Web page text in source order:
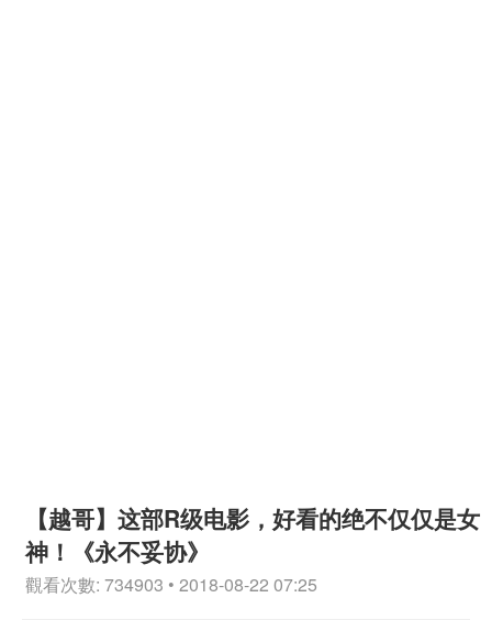
【越哥】这部R级电影，好看的绝不仅仅是女
神！《永不妥协》
觀看次數: 734903 • 2018-08-22 07:25